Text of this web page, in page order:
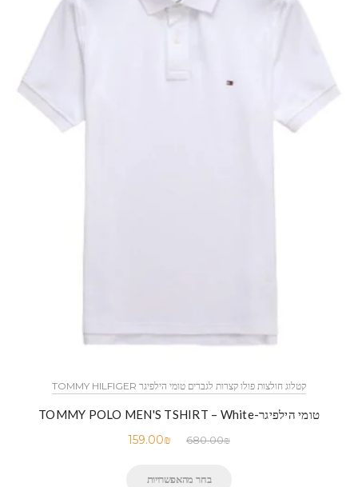
קטלוג חולצות פולו קצרות לגברים טומי הילפיגר TOMMY HILFIGER
טומי הילפיגר-TOMMY POLO MEN'S TSHIRT – White
680.00₪
159.00₪
בחר מהאפשרויות